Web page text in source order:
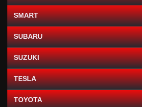
SMART
SUBARU
SUZUKI
TESLA
TOYOTA